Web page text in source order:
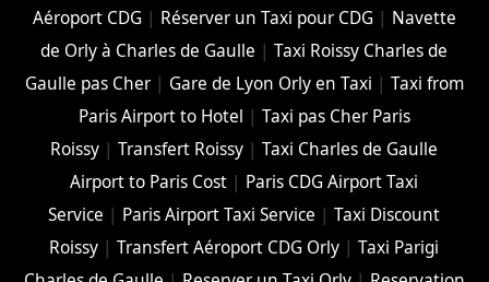
Aéroport CDG | Réserver un Taxi pour CDG | Navette
de Orly à Charles de Gaulle |Taxi Roissy Charles de
Gaulle pas Cher| Gare de Lyon Orly en Taxi | Taxi from
Paris Airport to Hotel | Taxi pas Cher Paris
Roissy |Transfert Roissy |Taxi Charles de Gaulle
Airport to Paris Cost | Paris CDG Airport Taxi
Service | Paris Airport Taxi Service |Taxi Discount
Roissy |Transfert Aéroport CDG Orly |Taxi Parigi